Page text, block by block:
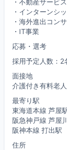
・不動産サービ
・インターンシ
・海外進出コン
・IT事業
応募・選考
採用予定人数：2
面接地
介護付き有料老
最寄り駅
東海道本線 芦屋
阪急神戸線 芦屋
阪神本線 打出駅
住所